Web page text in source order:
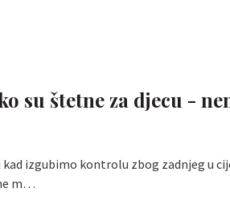
su štetne za djecu -
izgubimo kontrolu zbog zadnjeg u
m…